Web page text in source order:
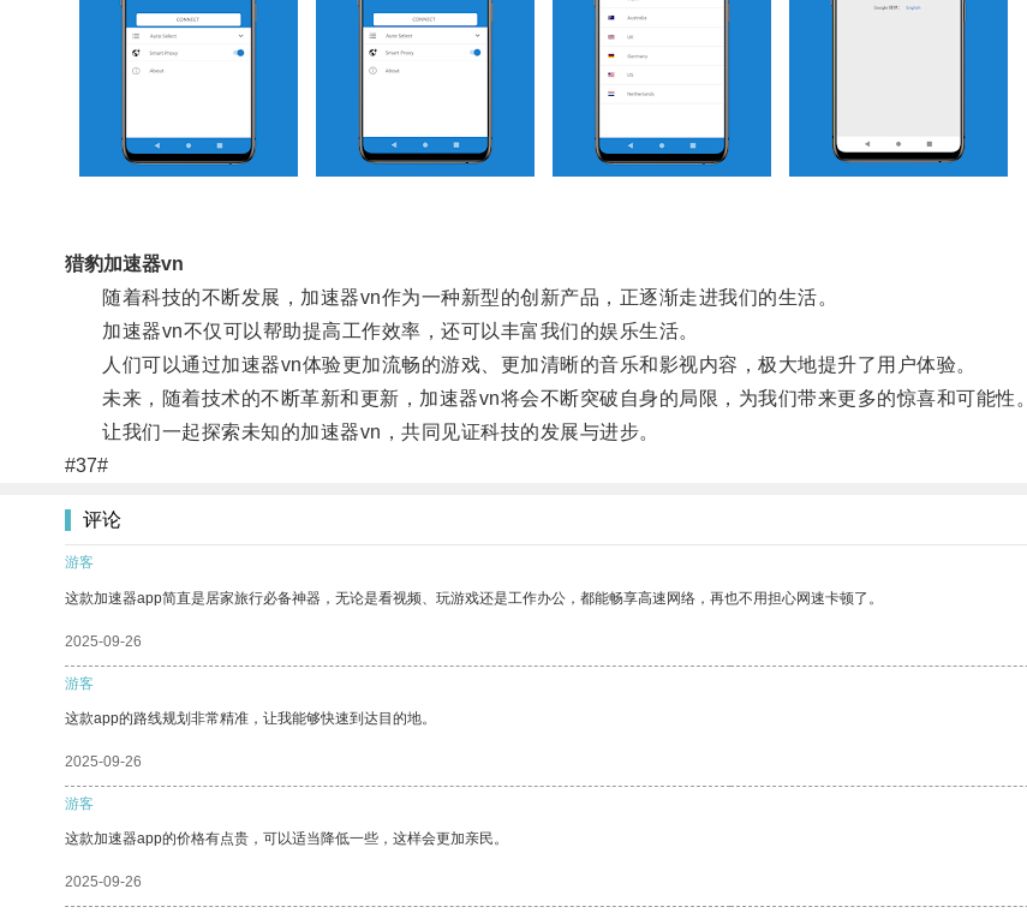
猎豹加速器vn
随着科技的不断发展，加速器vn作为一种新型的创新产品，正逐渐走进我们的生活。
加速器vn不仅可以帮助提高工作效率，还可以丰富我们的娱乐生活。
人们可以通过加速器vn体验更加流畅的游戏、更加清晰的音乐和影视内容，极大地提升了用户体验。
未来，随着技术的不断革新和更新，加速器vn将会不断突破自身的局限，为我们带来更多的惊喜和可能性。
让我们一起探索未知的加速器vn，共同见证科技的发展与进步。
#37#
评论
游客
这款加速器app简直是居家旅行必备神器，无论是看视频、玩游戏还是工作办公，都能畅享高速网络，再也不用担心网速卡顿了。
2025-09-26
游客
这款app的路线规划非常精准，让我能够快速到达目的地。
2025-09-26
游客
这款加速器app的价格有点贵，可以适当降低一些，这样会更加亲民。
2025-09-26